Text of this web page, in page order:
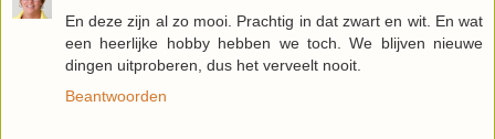
En deze zijn al zo mooi. Prachtig in dat zwart en wit. En wat
een heerlijke hobby hebben we toch. We blijven nieuwe
dingen uitproberen, dus het verveelt nooit.
Beantwoorden